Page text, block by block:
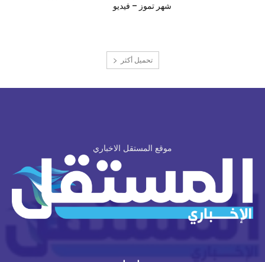
شهر تموز – فيديو
تحميل أكثر
موقع المستقل الاخباري